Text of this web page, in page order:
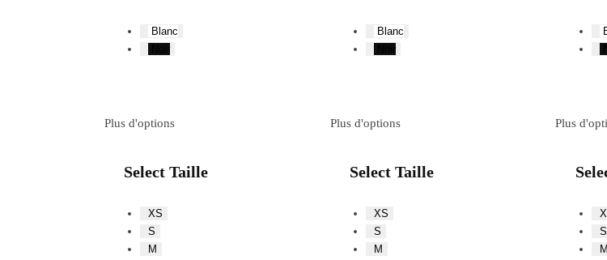
Blanc
Noir
Plus d'options
Select Taille
XS
S
M
Blanc
Plus d'options
Select Taille
XS
S
M
Plus
S
M